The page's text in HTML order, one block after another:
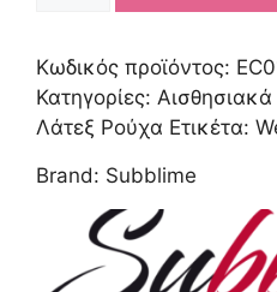
HARNESS
BLACK
OS
Κωδικός προϊόντος:
Κατηγορίες:
Λάτεξ Ρούχα Ετικέτα:
Brand: Subblime